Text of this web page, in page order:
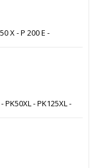
X - P 200 E -
- PK125XL -